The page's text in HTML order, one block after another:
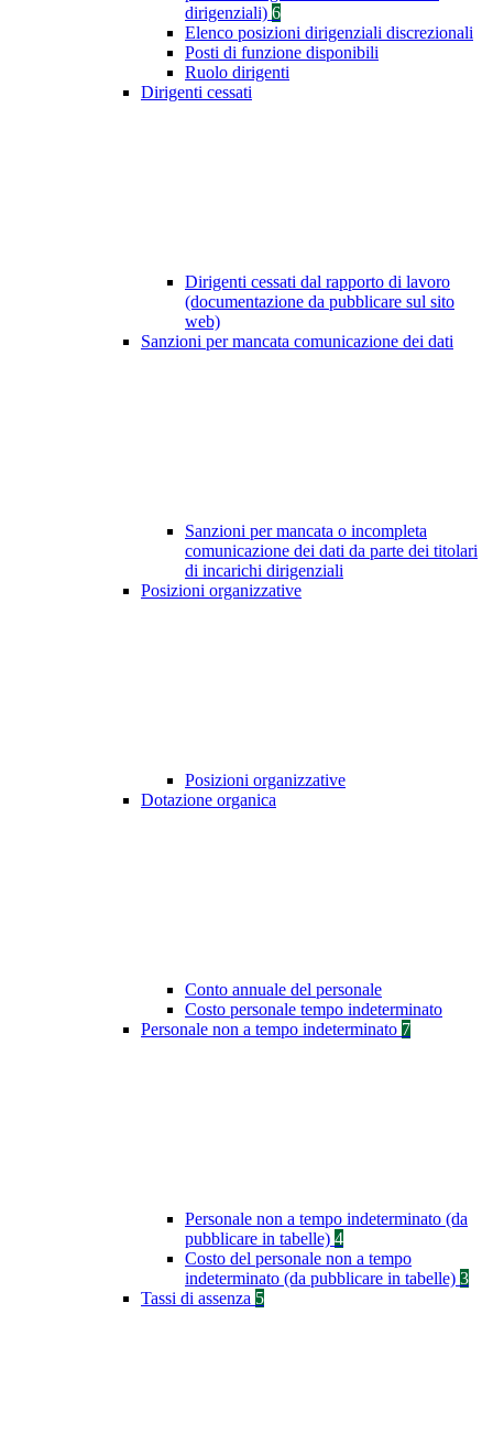
dirigenziali) 6
Elenco posizioni dirigenziali discrezionali
Posti di funzione disponibili
Ruolo dirigenti
Dirigenti cessati
Dirigenti cessati dal rapporto di lavoro
(documentazione da pubblicare sul sito
web)
Sanzioni per mancata comunicazione dei dati
Sanzioni per mancata o incompleta
comunicazione dei dati da parte dei titolari
di incarichi dirigenziali
Posizioni organizzative
Posizioni organizzative
Dotazione organica
Conto annuale del personale
Costo personale tempo indeterminato
Personale non a tempo indeterminato 7
Personale non a tempo indeterminato (da
pubblicare in tabelle) 4
Costo del personale non a tempo
indeterminato (da pubblicare in tabelle) 3
Tassi di assenza 5